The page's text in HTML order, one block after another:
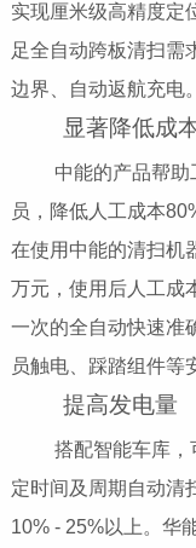
实现厘米级高精度定
足全自动跨板清扫需
边界、自动返航充电。
显著降低成
中能的产品帮助
员，降低人工成本
在使用中能的清扫机
万元，使用后人工成
一次的全自动快速准
员触电、踩踏组件等
提高发电量
搭配智能车库，
定时间及周期自动清
10% - 25%以上。华